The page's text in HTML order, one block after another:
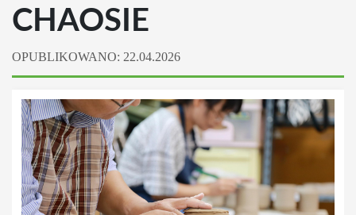
CHAOSIE
OPUBLIKOWANO: 22.04.2026